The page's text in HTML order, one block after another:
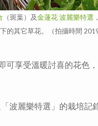
（斑葉）及金蓮花 波麗樂特選
下的其它草花。（拍攝時間
可享受溫暖討喜的花色
波麗樂特選」的栽培記